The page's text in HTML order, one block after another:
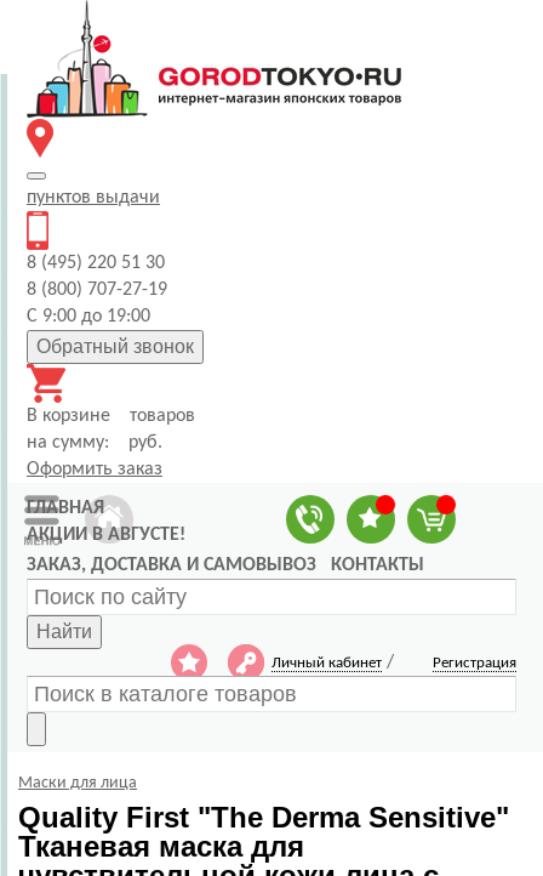
пунктов выдачи
8 (495) 220 51 30
8 (800) 707-27-19
С 9:00 до 19:00
Обратный звонок
В корзине
товаров
на сумму:
руб.
Оформить заказ
ГЛАВНАЯ
АКЦИИ В АВГУСТЕ!
ЗАКАЗ, ДОСТАВКА И САМОВЫВОЗ
КОНТАКТЫ
Найти
Личный кабинет / Регистрация
Маски для лица
Quality First "The Derma Sensitive"
Тканевая маска для